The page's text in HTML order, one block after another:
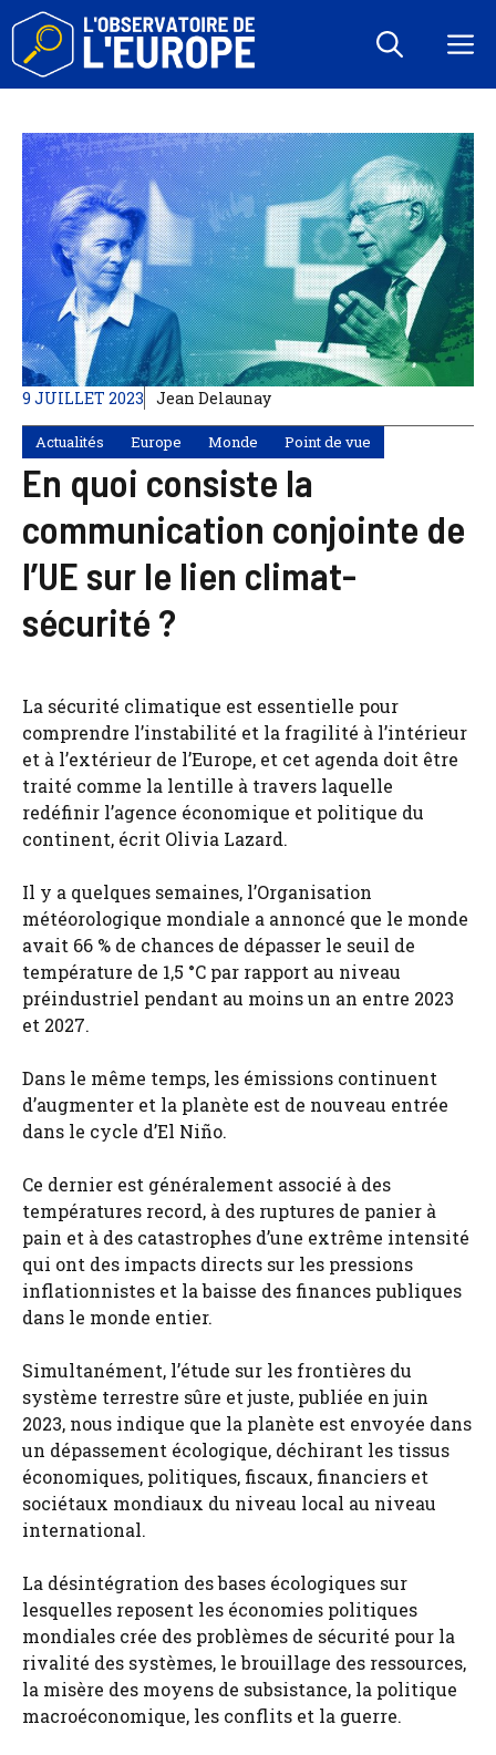
Aller
contenu
9 JUILLET 2023 Jean Delaunay
Actualités Europe Monde Point de vue
En quoi consiste la
communication conjointe de
l’UE sur le lien climat-
sécurité ?
La sécurité climatique est essentielle pour
comprendre l’instabilité et la fragilité à l’intérieur
et à l’extérieur de l’Europe, et cet agenda doit être
traité comme la lentille à travers laquelle
redéfinir l’agence économique et politique du
continent, écrit Olivia Lazard.
Il y a quelques semaines, l’Organisation
météorologique mondiale a annoncé que le monde
avait 66 % de chances de dépasser le seuil de
température de 1,5 °C par rapport au niveau
préindustriel pendant au moins un an entre 2023
et 2027.
Dans le même temps, les émissions continuent
d’augmenter et la planète est de nouveau entrée
dans le cycle d’El Niño.
Ce dernier est généralement associé à des
températures record, à des ruptures de panier à
pain et à des catastrophes d’une extrême intensité
qui ont des impacts directs sur les pressions
inflationnistes et la baisse des finances publiques
dans le monde entier.
Simultanément, l’étude sur les frontières du
système terrestre sûre et juste, publiée en juin
2023, nous indique que la planète est envoyée dans
un dépassement écologique, déchirant les tissus
économiques, politiques, fiscaux, financiers et
sociétaux mondiaux du niveau local au niveau
international.
La désintégration des bases écologiques sur
lesquelles reposent les économies politiques
mondiales crée des problèmes de sécurité pour la
rivalité des systèmes, le brouillage des ressources,
la misère des moyens de subsistance, la politique
macroéconomique, les conflits et la guerre.